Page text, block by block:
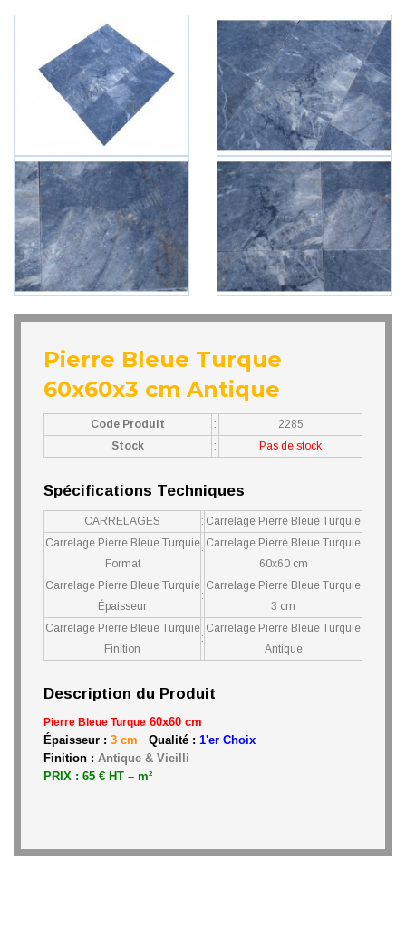
Pierre Bleue Turque
60x60x3 cm Antique
Code Produit :
2285
Stock
: Pas de stock
Spécifications Techniques
CARRELAGES : Carrelage Pierre Bleue Turquie
Carrelage Pierre Bleue Turquie
Format
:
Carrelage Pierre Bleue Turquie
60x60 cm
Carrelage Pierre Bleue Turquie
Épaisseur
:
Carrelage Pierre Bleue Turquie
3 cm
Carrelage Pierre Bleue Turquie
Finition
:
Carrelage Pierre Bleue Turquie
Antique
Description du Produit
Pierre Bleue Turque 60x60 cm
Épaisseur : 3 cm Qualité : 1'er Choix
Finition : Antique & Vieilli
PRIX : 65 € HT – m²